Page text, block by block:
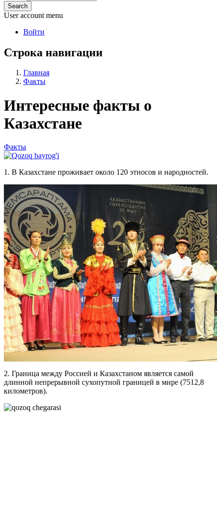
Search
User account menu
Войти
Строка навигации
Главная
Факты
Интересные факты о
Казахстане
Факты
1. В Казахстане проживает около 120 этносов и народностей.
2. Граница между Россией и Казахстаном является самой
длинной непрерывной сухопутной границей в мире (7512,8
километров).